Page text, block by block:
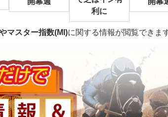
利に
マスター指数(MI)に関する情報が閲覧できます